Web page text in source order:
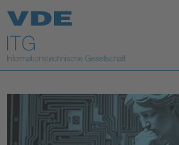
Top Themen
Fokusthemen
Energy